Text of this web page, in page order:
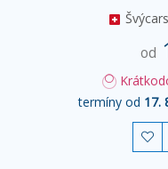
od
termíny od 17.
